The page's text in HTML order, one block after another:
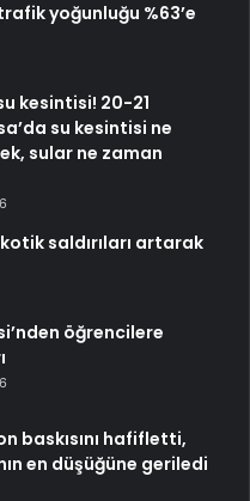
yoğunluğu %63’e
kesintisi! 20-21
su kesintisi ne
sular ne zaman
saldırıları artarak
öğrencilere
baskısını hafifletti,
en düşüğüne geriledi